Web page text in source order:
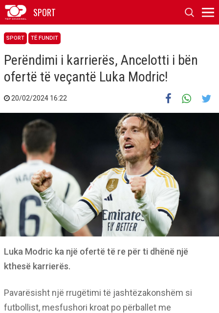
SPORT
SPORT TË FUNDIT
Perëndimi i karrierës, Ancelotti i bën
ofertë të veçantë Luka Modric!
20/02/2024 16:22
Luka Modric ka një ofertë të re për ti dhënë një
kthesë karrierës.
Pavarësisht një rrugëtimi të jashtëzakonshëm si
futbollist, mesfushori kroat po përballet me